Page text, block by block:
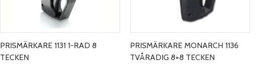
PRISMÄRKARE 1131 1-RAD 8
TECKEN
PRISMÄRKARE MONARCH 1136
TVÅRADIG 8+8 TECKEN